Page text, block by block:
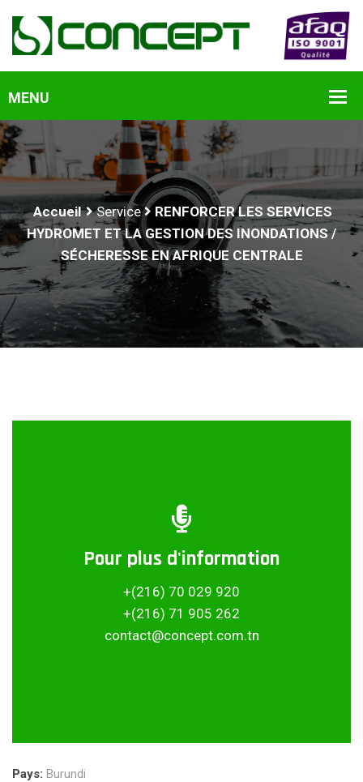
Accueil Service
RENFORCER LES SERVICES
HYDROMET ET LA GESTION DES INONDATIONS /
SÉCHERESSE EN AFRIQUE CENTRALE
Pour plus d'information
+(216) 70 029 920
+(216) 71 905 262
contact@concept.com.tn
Partager ce projet
Pays: Burundi